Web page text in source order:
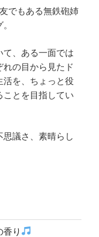
でもある無鉄砲姉
て、ある一面では
の目から見たド
活を、ちょっと役
ことを目指してい
議さ、素晴らし
香り